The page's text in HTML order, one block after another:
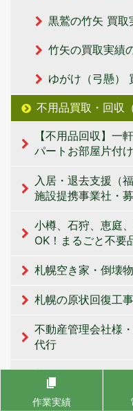
黒鷲の竹矢 買取
竹矢の買取実績
ゆがけ（弓懸）
不用品買取・回収
【不用品回収】一
パートお部屋片付
入居・退去支援（
施設提携事業社・
小樽、石狩、恵庭
OK！まるごと不要
札幌空き家・倒壊
札幌の原状回復工
不動産管理会社様
代行
札幌の便利屋サー
オフィス用品・業
作業実績